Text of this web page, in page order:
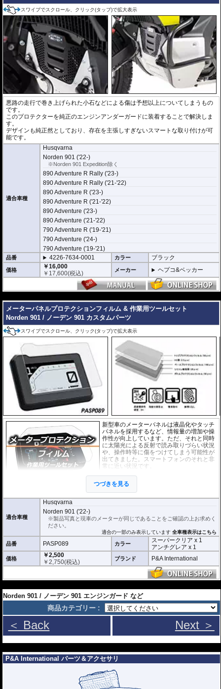
スワイプでスクロール、クリック(タップ)で拡大表示
悪路の走行で巻き上げられた小石などによる傷は予想以上についてしまうもの
です。
このプロテクターを純正のエンジンアンダーガードに装着することで解決しま
す。
デザインも純正然としており、存在を主張しすぎないスマートな取り付けが可
能です。
適合車種
Husqvarna
Norden 901 ('22-)
※Norden 901 Expedition除く
890 Adventure R Rally ('23-)
890 Adventure R Rally ('21-'22)
890 Adventure R ('23-)
890 Adventure R ('21-'22)
890 Adventure ('23-)
890 Adventure ('21-'22)
790 Adventure R ('19-'21)
790 Adventure ('24-)
790 Adventure ('19-'21)
品番 4226-7634-0001 カラー ブラック
価格
￥16,000
￥ 17,600(税込) メーカー ヘプコ&ベッカー
メーターパネルプロテクションフィルム & 作業用ツールセット
Norden 901 / ノーデン 901 カスタムパーツ
スワイプでスクロール、クリック(タップ)で拡大表示
新型車のメーターバネルは液晶化やタッチ
パネルを採用するなど、情報量の増加や操
作性が向上しています。ただ、それと同時
に太陽光による反射で読み取りづらい状況
や、操作時等に傷をつけてしまう可能性が
出てきました。スマートフォンのそれと非
常に近い状況です。
このメーターパネルプロテクションフィル
ムは不要な傷や汚れからメーターパネルを
保護します。
ーパークリアとアンチグレア)が入っており、それぞれ目的に合わせたものをご
利用いただけます。
スーパークリア :耐摩耗性が非常に高く、
透明性の高いフィルム。貼り付けてしまう
とメーターになじみ、フィルムの存在がほ
とんどわからなくなります。
アンチグレア :
マット仕上げが施され、太
陽光などによる反射を軽減。視認性の低下
を防ぎ、メーターを読み取りやすくしま
す。もちろん傷に対しても有効です。
取付キット付属 :取り付けに便利なクリー
ニングクロス、細かい埃も除去する粘着シート、気泡の混入を防ぎ、きれいに
仕上げるスキージがセットになっています。
優れもの。満足のいく取付が容易になりました。
つづきを見る
適合車種
Husqvarna
Norden 901 ('22-)
※製品写真と現車のメーターが同じであることをご確認の上お求めく
ださい。
適合の一部のみ表示しています全車種表示はこちら
品番 PASP089 カラー
スーパークリア x 1
アンチグレア x 1
価格
￥2,500
￥2,750(税込) ブランド P&A International
Norden 901 / ノーデン 901 エンジンガード など
商品カテゴリー :
＜ Back Next ＞
P&A International パーツ＆アクセサリ